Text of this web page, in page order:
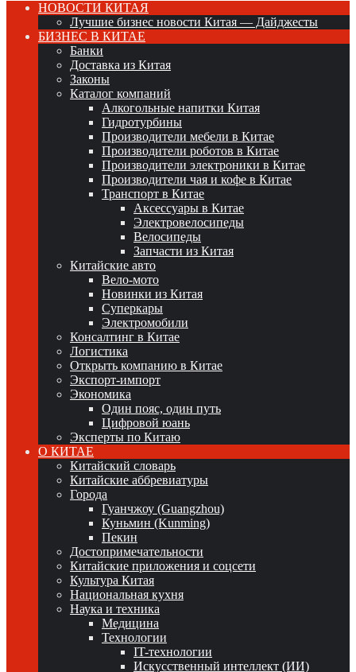
НОВОСТИ КИТАЯ
Лучшие бизнес новости Китая — Дайджесты
БИЗНЕС В КИТАЕ
Банки
Доставка из Китая
Законы
Каталог компаний
Алкогольные напитки Китая
Гидротурбины
Производители мебели в Китае
Производители роботов в Китае
Производители электроники в Китае
Производители чая и кофе в Китае
Транспорт в Китае
Аксессуары в Китае
Электровелосипеды
Велосипеды
Запчасти из Китая
Китайские авто
Вело-мото
Новинки из Китая
Суперкары
Электромобили
Консалтинг в Китае
Логистика
Открыть компанию в Китае
Экспорт-импорт
Экономика
Один пояс, один путь
Цифровой юань
Эксперты по Китаю
О КИТАЕ
Китайский словарь
Китайские аббревиатуры
Города
Гуанчжоу (Guangzhou)
Куньмин (Kunming)
Пекин
Достопримечательности
Китайские приложения и соцсети
Культура Китая
Национальная кухня
Наука и техника
Медицина
Технологии
IT-технологии
Искусственный интеллект (ИИ)